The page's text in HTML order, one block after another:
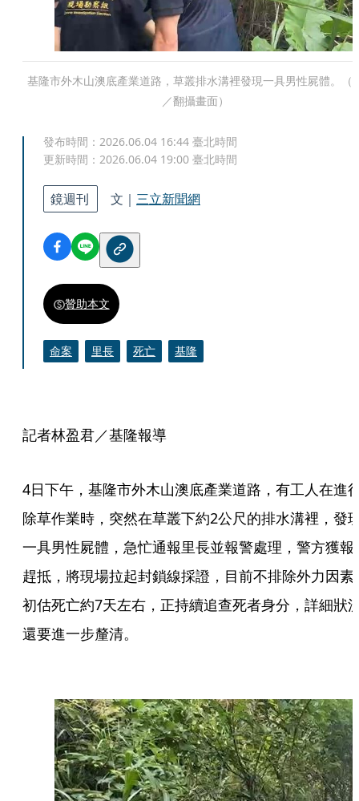
基隆市外木山澳底產業道路，草叢排水溝裡發現一具男性屍體。（
／翻攝畫面）
發布時間： 2026.06.04 16:44 臺北時間
更新時間： 2026.06.04 19:00 臺北時間
鏡週刊 文｜ 三立新聞網
贊助本文
命案 里長 死亡 基隆
記者林盈君／基隆報導
4日下午，基隆市外木山澳底產業道路，有工人在進
除草作業時，突然在草叢下約2公尺的排水溝裡，發
一具男性屍體，急忙通報里長並報警處理，警方獲報
趕抵，將現場拉起封鎖線採證，目前不排除外力因素
初估死亡約7天左右，正持續追查死者身分，詳細狀
還要進一步釐清。